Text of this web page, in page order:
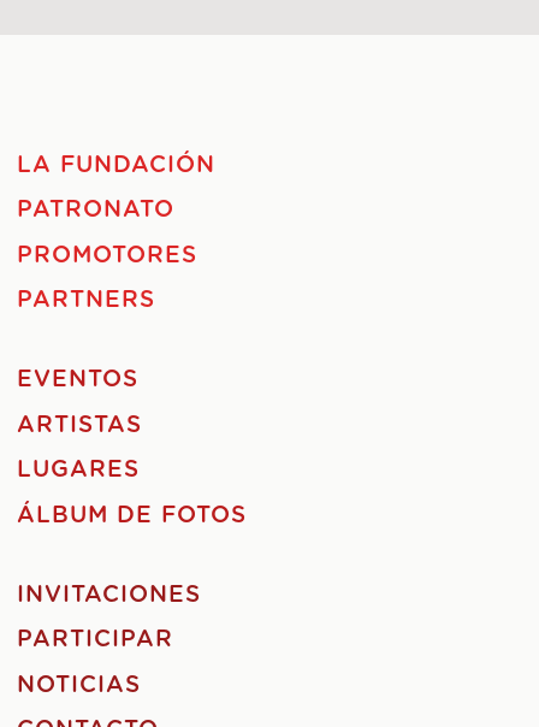
LA FUNDACIÓN
PATRONATO
PROMOTORES
PARTNERS
EVENTOS
ARTISTAS
LUGARES
ÁLBUM DE FOTOS
INVITACIONES
PARTICIPAR
NOTICIAS